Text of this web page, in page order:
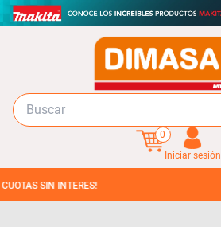
0
Iniciar sesión
INTERES!